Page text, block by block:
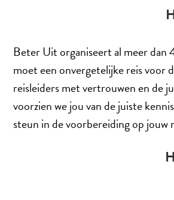
Beter Uit organiseert al meer dan
moet een onvergetelijke reis voor
reisleiders met vertrouwen en de
voorzien we jou van de juiste
steun in de voorbereiding op jouw